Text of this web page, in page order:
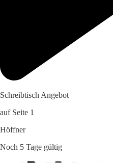
Schreibtisch Angebot
auf Seite 1
Höffner
Noch 5 Tage gültig